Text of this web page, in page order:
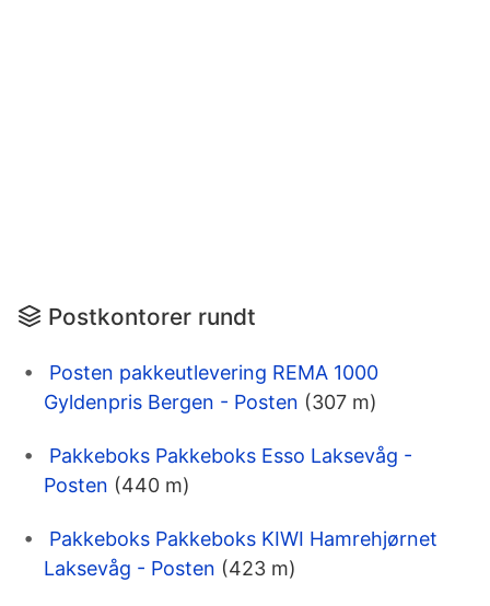
Postkontorer rundt
Posten pakkeutlevering REMA 1000
Gyldenpris Bergen - Posten (307 m)
Pakkeboks Pakkeboks Esso Laksevåg -
Posten (440 m)
Pakkeboks Pakkeboks KIWI Hamrehjørnet
Laksevåg - Posten (423 m)